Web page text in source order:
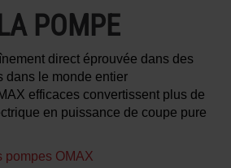
POMPE
direct éprouvée dans des
dans le monde entier
efficaces convertissent plus de
en puissance de coupe pure
pompes OMAX